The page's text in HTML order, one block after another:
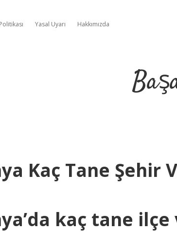
Yasal Uyarı Hakkımızda
Kaç Tane Şehir
kaç tane ilçe